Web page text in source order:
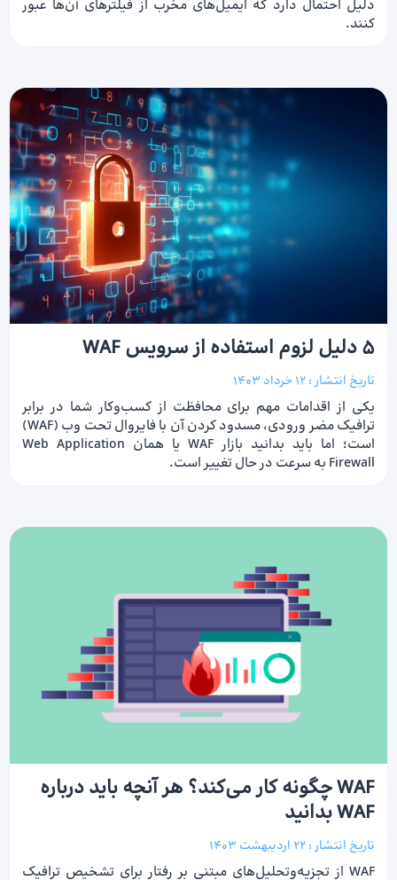
دلیل احتمال دارد که ایمیل‌های مخرب از فیلترهای آن‌ها عبور
کنند.
5 دلیل لزوم استفاده از سرویس WAF
تاریخ انتشار : 12 خرداد 1403
یکی از اقدامات مهم برای محافظت از کسب‌و‌کار شما در برابر
ترافیک مضر ورودی، مسدود کردن آن با فایروال تحت وب (WAF)
است؛ اما باید بدانید بازار WAF یا همان Web Application
Firewall به‌ سرعت در حال تغییر است.
WAF چگونه کار می‌کند؟ هر آنچه باید درباره
WAF بدانید
تاریخ انتشار : 22 اردیبهشت 1403
WAF از تجزیه‌و‌تحلیل‌های مبتنی بر رفتار برای تشخیص ترافیک